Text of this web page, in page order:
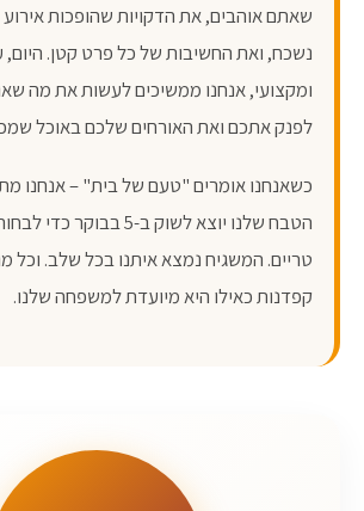
שאתם אוהבים, את הדקויות שהופכות אירוע
נשכח, ואת החשיבות של כל פרט קטן. היום,
ומקצועי, אנחנו ממשיכים לעשות את מה
לפנק אתכם ואת האורחים שלכם באוכל
כשאנחנו אומרים "טעם של בית" – אנחנו
הטבח שלנו יוצא לשוק ב-5
טריים. המשגיח נמצא איתנו בכל שלב. וכל
קפדנות כאילו היא מיועדת למשפחה שלנו.